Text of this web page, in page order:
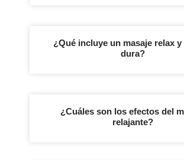
¿Qué incluye un masaje relax
dura?
¿Cuáles son los efectos del
relajante?